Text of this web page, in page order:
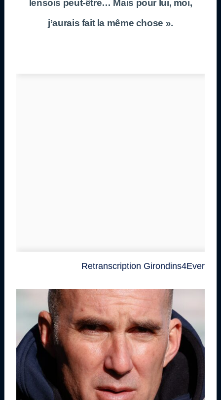
lensois peut-être… Mais pour lui, moi,
j’aurais fait la même chose ».
Retranscription Girondins4Ever